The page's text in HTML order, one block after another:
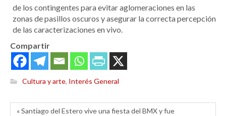
de los contingentes para evitar aglomeraciones en las
zonas de pasillos oscuros y asegurar la correcta percepción
de las caracterizaciones en vivo.
Compartir
Cultura y arte, Interés General
« Santiago del Estero vive una fiesta del BMX y fue